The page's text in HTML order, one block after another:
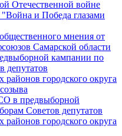
Отечественной войне
"Война и Победа глазами
мнения от
Самарской области
кампании по
депутатов
районов городского округа
в предвыборной
Советов депутатов
районов городского округа